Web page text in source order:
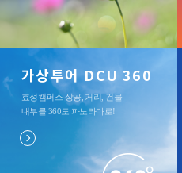
가상투어 DCU 360
효성캠퍼스 상공, 거리, 건물
내부를 360도 파노라마로!